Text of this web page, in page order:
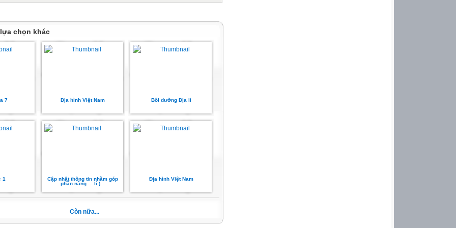
Quảng Điền, Hương Trà, Phú Vang, Hương
Đông, A Lưới.
tự nhiên và 44.000 ha rừng trồng.
Mã được thành lập từ năm 1986 với diện tích là
biển.
Phú Vang, Hương Trà.
đai từ vùng rừng núi đến vùng đồng bằng, ven biển.
Lăng Cô, với 2 cảng biển và hơn 70km chiều dài đầm
về nuôi trồng và đánh bắt hải sản.
VĂN:
chọn khác
7 Địa hình Việt Nam Bồi dưỡng Địa lí
1
Cập nhật thông tin nhằm góp
phần nâng ... lí ). .
Địa hình Việt Nam
Còn nữa...